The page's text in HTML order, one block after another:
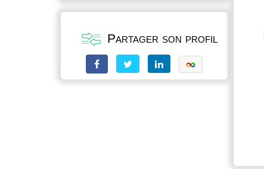
Partager son profil